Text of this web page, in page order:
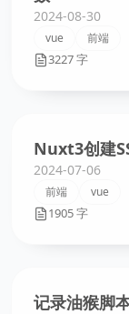
2024-08-30
vue 前端
3227 字
Nuxt3创建
2024-07-06
前端 vue
1905 字
记录油猴脚